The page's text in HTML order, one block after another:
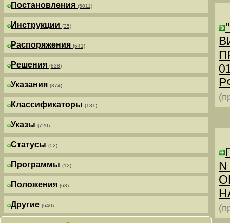
Постановления (5011)
Инструкции (35)
Распоряжения (641)
Решения (838)
Указания (374)
Классификаторы (181)
Указы (720)
Статусы (52)
Программы (12)
Положения (63)
Другие (640)